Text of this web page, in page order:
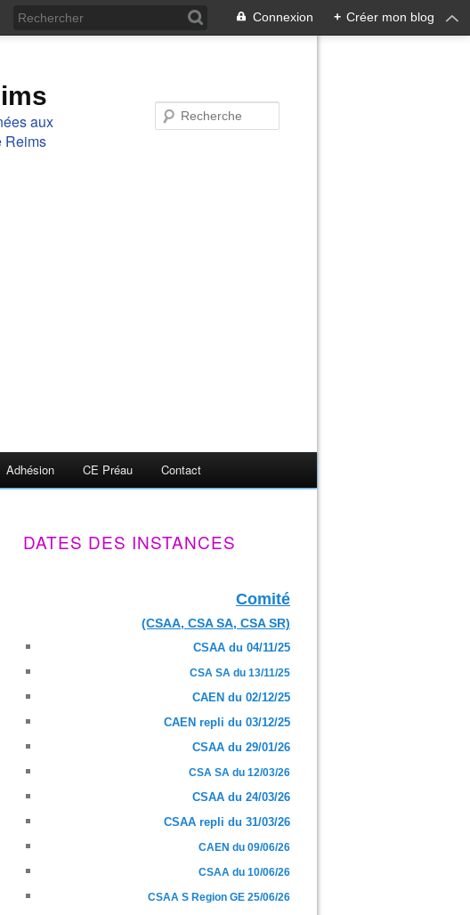
Connexion + Créer mon blog
aux
Reims
Adhésion CE Préau Contact
DATES DES INSTANCES
Comité
(CSAA, CSA SA, CSA SR)
CSAA du 04/11/25
CSA SA du 13/11/25
CAEN du 02/12/25
CAEN repli du 03/12/25
CSAA du 29/01/26
CSA SA du 12/03/26
CSAA du 24/03/26
CSAA repli du 31/03/26
CAEN du 09/06/26
CSAA du 10/06/26
CSAA S Region GE 25/06/26